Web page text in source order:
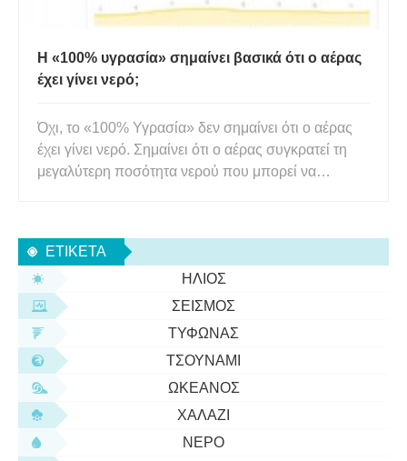
Η «100% υγρασία» σημαίνει βασικά ότι ο αέρας
έχει γίνει νερό;
Όχι, το «100% Υγρασία» δεν σημαίνει ότι ο αέρας
έχει γίνει νερό. Σημαίνει ότι ο αέρας συγκρατεί τη
μεγαλύτερη ποσότητα νερού που μπορεί να
έντονα τα δελτία καιρού στα ειδησεογραφικά
κανάλια τον τελευταίο κα
ΕΤΙΚΈΤΑ
ΉΛΙΟΣ
ΣΕΙΣΜΌΣ
ΤΥΦΏΝΑΣ
ΤΣΟΥΝΆΜΙ
ΩΚΕΑΝΌΣ
ΧΑΛΆΖΙ
ΝΕΡΌ